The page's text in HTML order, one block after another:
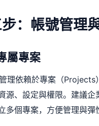
：帳號管理
屬專案
理依賴於專案（Projects
源、設定與權限。建議企
多個專案，方便管理與彈